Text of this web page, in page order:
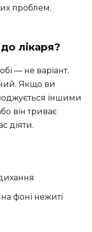
проблем.
лікаря?
— не варіант.
Якщо ви
іншими
він триває
діяти.
фоні нежиті